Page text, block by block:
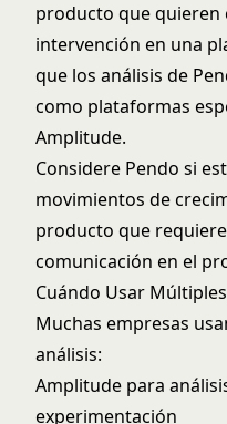
producto que quieren
intervención en una
que los análisis de
como plataformas
Amplitude.
Considere Pendo si
movimientos de
producto que
comunicación en el
Cuándo Usar
Muchas empresas
análisis:
Amplitude para
experimentación